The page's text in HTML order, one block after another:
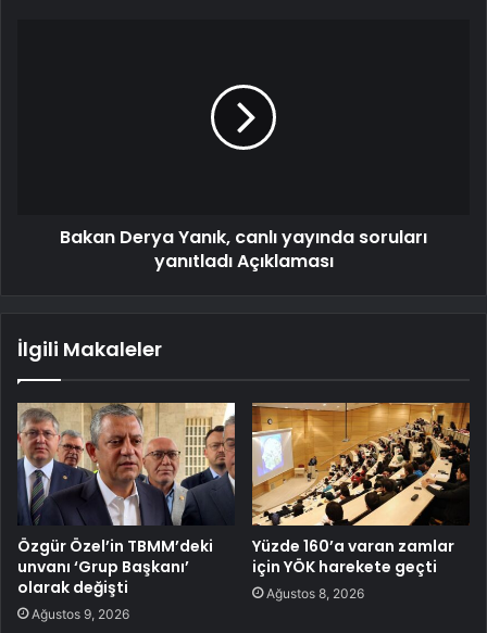
Bakan Derya Yanık, canlı yayında soruları
yanıtladı Açıklaması
İlgili Makaleler
Özgür Özel’in TBMM’deki
unvanı ‘Grup Başkanı’
olarak değişti
Ağustos 9, 2026
Yüzde 160’a varan zamlar
için YÖK harekete geçti
Ağustos 8, 2026